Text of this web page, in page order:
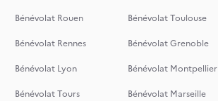
Bénévolat Rouen
Bénévolat Toulouse
Bénévolat Rennes
Bénévolat Grenoble
Bénévolat Lyon
Bénévolat Montpellier
Bénévolat Tours
Bénévolat Marseille